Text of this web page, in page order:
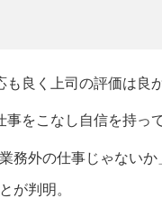
良く上司の評価は良か
をこなし自信を持って
務外の仕事じゃない
が判明。